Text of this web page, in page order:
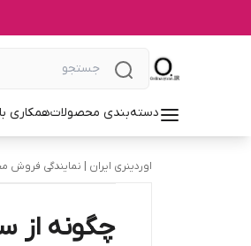
دسته‌بندی محصولاتهمکاری با
اوردینری ایران | نمایندگی فروش
چگونه از